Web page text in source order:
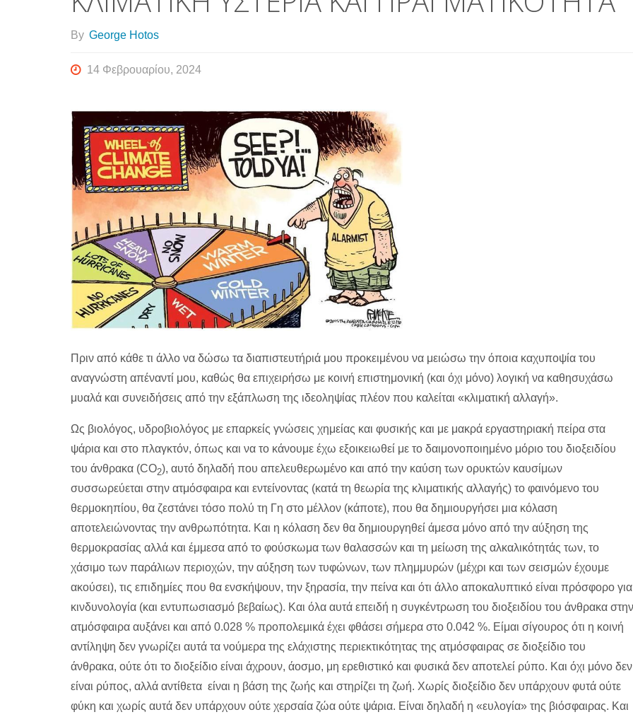
By George Hotos
14 Φεβρουαρίου, 2024
Πριν από κάθε τι άλλο να δώσω τα διαπιστευτήριά μου προκειμένου να μειώσω την όποια καχυποψία του
αναγνώστη απέναντί μου, καθώς θα επιχειρήσω με κοινή επιστημονική (και όχι μόνο) λογική να καθησυχάσω
μυαλά και συνειδήσεις από την εξάπλωση της ιδεοληψίας πλέον που καλείται «κλιματική αλλαγή».
Ως βιολόγος, υδροβιολόγος με επαρκείς γνώσεις χημείας και φυσικής και με μακρά εργαστηριακή πείρα στα
ψάρια και στο πλαγκτόν, όπως και να το κάνουμε έχω εξοικειωθεί με το δαιμονοποιημένο μόριο του διοξειδίου
του άνθρακα (CO2), αυτό δηλαδή που απελευθερωμένο και από την καύση των ορυκτών καυσίμων
συσσωρεύεται στην ατμόσφαιρα και εντείνοντας (κατά τη θεωρία της κλιματικής αλλαγής) το φαινόμενο του
θερμοκηπίου, θα ζεστάνει τόσο πολύ τη Γη στο μέλλον (κάποτε), που θα δημιουργήσει μια κόλαση
αποτελειώνοντας την ανθρωπότητα. Και η κόλαση δεν θα δημιουργηθεί άμεσα μόνο από την αύξηση της
θερμοκρασίας αλλά και έμμεσα από το φούσκωμα των θαλασσών και τη μείωση της αλκαλικότητάς των, το
χάσιμο των παράλιων περιοχών, την αύξηση των τυφώνων, των πλημμυρών (μέχρι και των σεισμών έχουμε
ακούσει), τις επιδημίες που θα ενσκήψουν, την ξηρασία, την πείνα και ότι άλλο αποκαλυπτικό είναι πρόσφορο για
κινδυνολογία (και εντυπωσιασμό βεβαίως). Και όλα αυτά επειδή η συγκέντρωση του διοξειδίου του άνθρακα στην
ατμόσφαιρα αυξάνει και από 0.028 % προπολεμικά έχει φθάσει σήμερα στο 0.042 %. Είμαι σίγουρος ότι η κοινή
αντίληψη δεν γνωρίζει αυτά τα νούμερα της ελάχιστης περιεκτικότητας της ατμόσφαιρας σε διοξείδιο του
άνθρακα, ούτε ότι το διοξείδιο είναι άχρουν, άοσμο, μη ερεθιστικό και φυσικά δεν αποτελεί ρύπο. Και όχι μόνο δεν
είναι ρύπος, αλλά αντίθετα είναι η βάση της ζωής και στηρίζει τη ζωή. Χωρίς διοξείδιο δεν υπάρχουν φυτά ούτε
φύκη και χωρίς αυτά δεν υπάρχουν ούτε χερσαία ζώα ούτε ψάρια. Είναι δηλαδή η «ευλογία» της βιόσφαιρας. Και